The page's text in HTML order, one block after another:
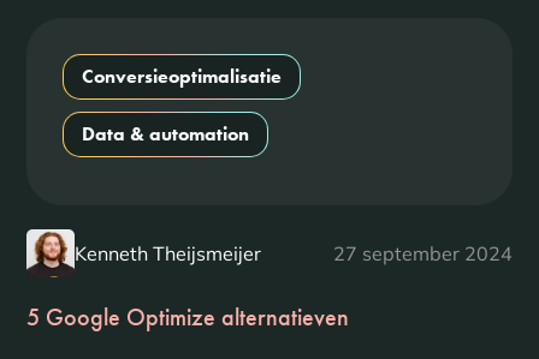
Conversieoptimalisatie
Data & automation
Kenneth Theijsmeijer 27 september 2024
5 Google Optimize alternatieven